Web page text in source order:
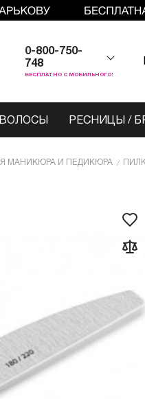
0-800-750-
748
БЕСПЛАТНО С МОБИЛЬНОГО!
ВОЛОСЫ РЕСНИЦЫ /
МАНИКЮРА И ПЕДИКЮРА